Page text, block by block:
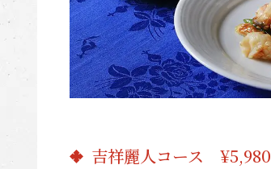
吉祥麗人コース ¥5,980